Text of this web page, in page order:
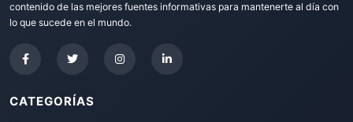
contenido de las mejores fuentes informativas para mantenerte al día con
lo que sucede en el mundo.
CATEGORÍAS